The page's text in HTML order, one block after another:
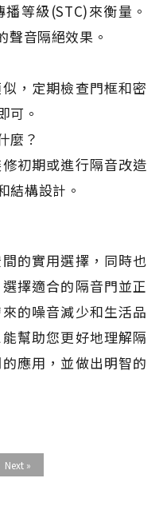
等級(STC)來衡量。
聲音隔絕效果。
，定期檢查門框和密
可。
麼？
初期或進行隔音改造
結構設計。
的實用選擇，同時也
擇適合的隔音門並正
的噪音減少和生活品
幫助您更好地理解隔
應用，並做出明智的
Next »